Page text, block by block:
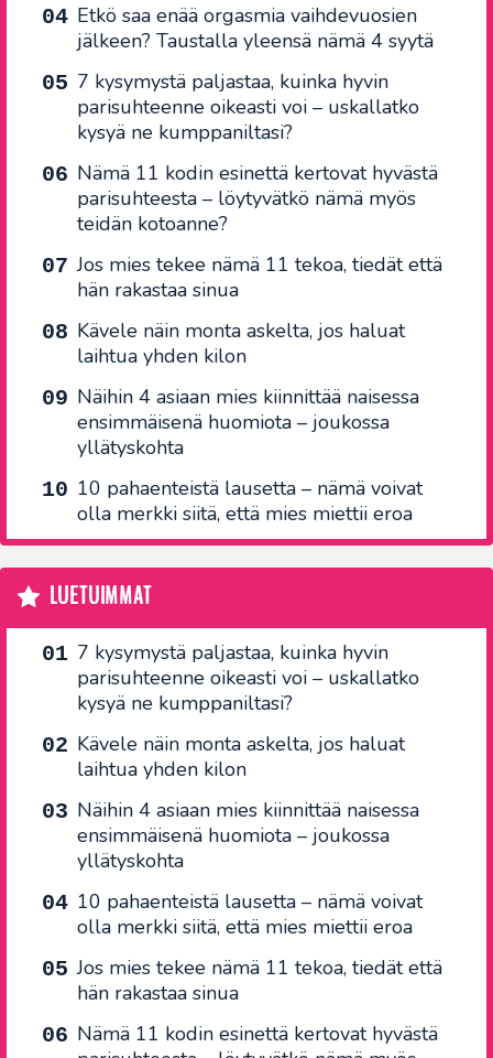
Etkö saa enää orgasmia vaihdevuosien
jälkeen? Taustalla yleensä nämä 4 syytä
7 kysymystä paljastaa, kuinka hyvin
parisuhteenne oikeasti voi – uskallatko
kysyä ne kumppaniltasi?
Nämä 11 kodin esinettä kertovat hyvästä
parisuhteesta – löytyvätkö nämä myös
teidän kotoanne?
Jos mies tekee nämä 11 tekoa, tiedät että
hän rakastaa sinua
Kävele näin monta askelta, jos haluat
laihtua yhden kilon
Näihin 4 asiaan mies kiinnittää naisessa
ensimmäisenä huomiota – joukossa
yllätyskohta
10 pahaenteistä lausetta – nämä voivat
olla merkki siitä, että mies miettii eroa
LUETUIMMAT
7 kysymystä paljastaa, kuinka hyvin
parisuhteenne oikeasti voi – uskallatko
kysyä ne kumppaniltasi?
Kävele näin monta askelta, jos haluat
laihtua yhden kilon
Näihin 4 asiaan mies kiinnittää naisessa
ensimmäisenä huomiota – joukossa
yllätyskohta
10 pahaenteistä lausetta – nämä voivat
olla merkki siitä, että mies miettii eroa
Jos mies tekee nämä 11 tekoa, tiedät että
hän rakastaa sinua
Nämä 11 kodin esinettä kertovat hyvästä